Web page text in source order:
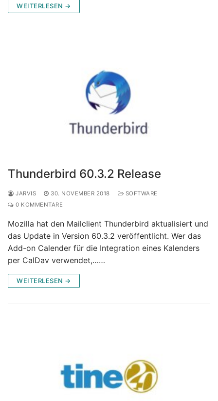
WEITERLESEN →
Thunderbird 60.3.2 Release
JARVIS 30. NOVEMBER 2018
SOFTWARE
0 KOMMENTARE
Mozilla hat den Mailclient Thunderbird aktualisiert und
das Update in Version 60.3.2 veröffentlicht. Wer das
Add-on Calender für die Integration eines Kalenders
per CalDav verwendet,……
WEITERLESEN →